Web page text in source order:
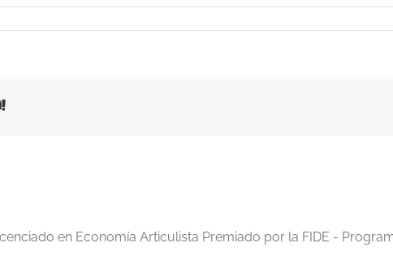
en Economía Articulista Premiado por la FIDE -